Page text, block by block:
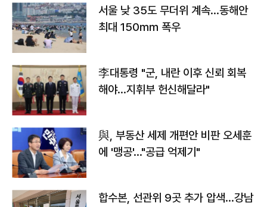
서울 낮 35도 무더위 계속…동해안
최대 150㎜ 폭우
李대통령 "군, 내란 이후 신뢰 회복
해야…지휘부 헌신해달라"
與, 부동산 세제 개편안 비판 오세훈
에 '맹공'…"공급 억제기"
합수본, 선관위 9곳 추가 압색…강남